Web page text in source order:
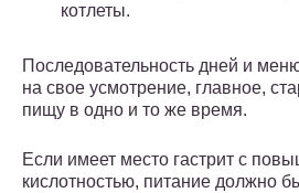
котлеты.
Последовательность дней и
на свое усмотрение, главное,
пищу в одно и то же время.
Если имеет место гастрит с
кислотностью, питание должно